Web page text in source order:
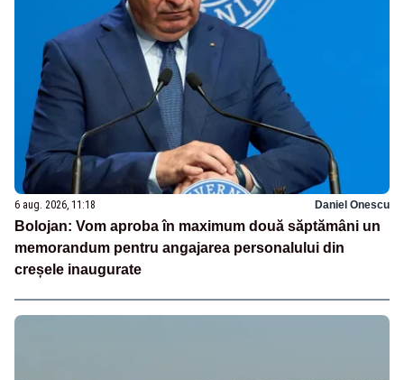
6 aug. 2026, 11:18 Daniel Onescu
Bolojan: Vom aproba în maximum două săptămâni un
memorandum pentru angajarea personalului din
creșele inaugurate